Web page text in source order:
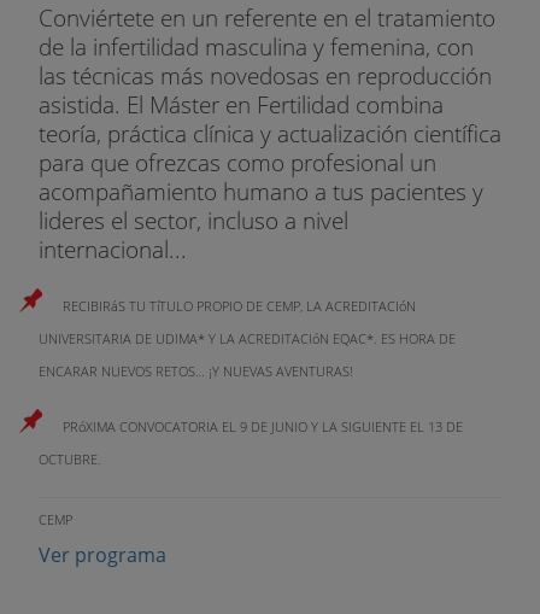
Conviértete en un referente en el tratamiento
de la infertilidad masculina y femenina, con
las técnicas más novedosas en reproducción
asistida. El Máster en Fertilidad combina
teoría, práctica clínica y actualización científica
para que ofrezcas como profesional un
acompañamiento humano a tus pacientes y
lideres el sector, incluso a nivel
internacional...
RECIBIRáS TU TíTULO PROPIO DE CEMP, LA ACREDITACIóN
UNIVERSITARIA DE UDIMA* Y LA ACREDITACIóN EQAC*. ES HORA DE
ENCARAR NUEVOS RETOS… ¡Y NUEVAS AVENTURAS!
PRóXIMA CONVOCATORIA EL 9 DE JUNIO Y LA SIGUIENTE EL 13 DE
OCTUBRE.
CEMP
Ver programa